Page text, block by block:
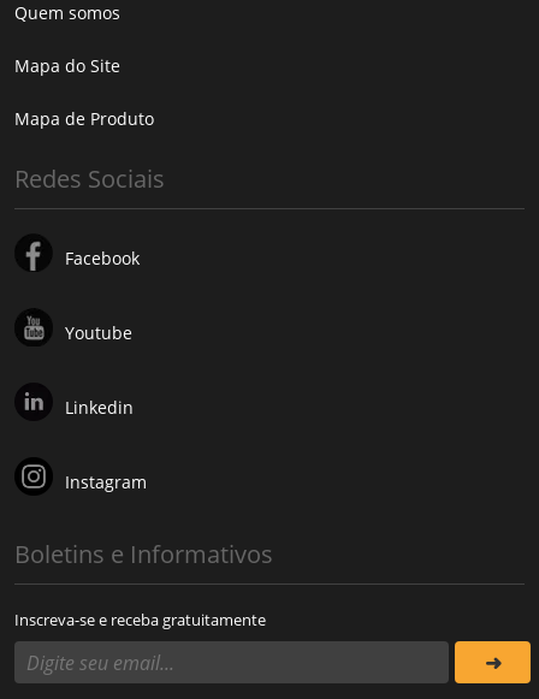
Quem somos
Mapa do Site
Mapa de Produto
Redes Sociais
Facebook
Youtube
Linkedin
Instagram
Boletins e Informativos
Inscreva-se e receba gratuitamente